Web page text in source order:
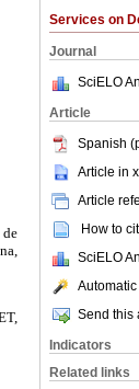
Services on
Journal
SciELO
Article
Spanish
Article in
Article
How to
SciELO
Send this
Indicators
Related links